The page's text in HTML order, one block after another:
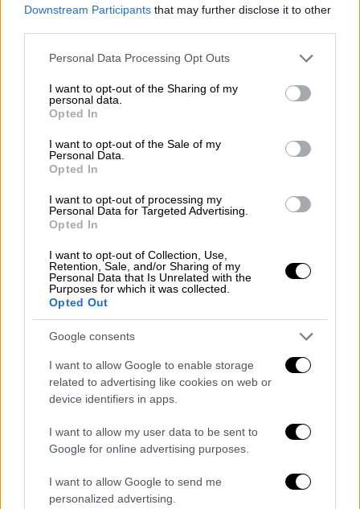
Downstream Participants that may further disclose it to other
Please note that this website/app uses one or more Google
not limited to your visit or usage behaviour. You may click to
grant or deny consent to Google and its third-party tags to
use your data for below specified purposes in below Google
consent section.
Personal Data Processing Opt Outs
I want to opt-out of the Sharing of my
personal data.
Opted In
I want to opt-out of the Sale of my
Personal Data.
Opted In
I want to opt-out of processing my
Personal Data for Targeted Advertising.
Opted In
I want to opt-out of Collection, Use,
Retention, Sale, and/or Sharing of my
Personal Data that Is Unrelated with the
Purposes for which it was collected.
Opted Out
Google consents
I want to allow Google to enable storage
related to advertising like cookies on web or
device identifiers in apps.
I want to allow my user data to be sent to
Google for online advertising purposes.
I want to allow Google to send me
personalized advertising.
Ελλάδα|18.12.2020 22:50
Ρεβεγιόν το μεσημέρι και παραμονή
Πρωτοχρονιάς με νυχτερινή φιλοξενία
Αυτή η παραμονή Πρωτοχρονιάς θα είναι
πράγματι διαφορετική, αφού δεν υπάρχει
δυνατότητα μετακίνησης πριν από τις 5 το
πρωί